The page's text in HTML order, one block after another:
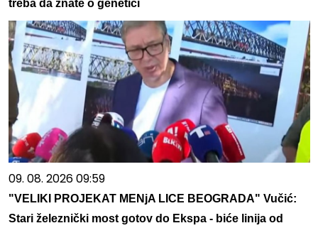
treba da znate o genetici
09. 08. 2026 09:59
"VELIKI PROJEKAT MENjA LICE BEOGRADA" Vučić:
Stari železnički most gotov do Ekspa - biće linija od